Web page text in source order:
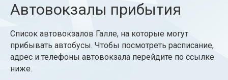
Автовокзалы прибытия
Список автовокзалов Галле, на которые могут
прибывать автобусы. Чтобы посмотреть расписание,
адрес и телефоны автовокзала перейдите по ссылке
ниже.